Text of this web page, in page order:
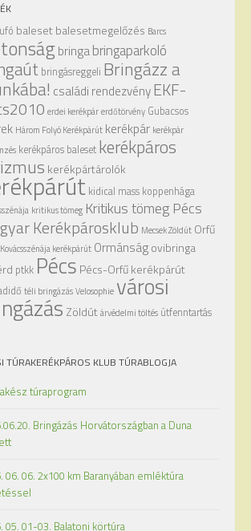
balesetbalesetmegelőzés Barcs
bringabringaparkoló
bringásreggeli Bringázz a
családi rendezvényEKF-
erdei kerékpárerdőtörvény Gubacsos
Három Folyó Kerékpárút kerékpár kerékpár
kerékpáros baleset kerékpáros
kerékpártárolók
kidical mass koppenhága
kritikus tömeg Kritikus tömeg Pécs
Kerékpárosklub Mecsek Zöldút Orfű
kerékpárút Ormánságovibringa
ptkk Pécs Pécs-Orfű kerékpárút
téli bringázásVelosophie városi
Zöldútárvédelmi töltés útfenntartás
TÚRAKERÉKPÁROS KLUB TÚRABLOGJA
túraprogram
Bringázás Horvátországban a Duna
06. 06. 2x100 km Baranyában emléktúra
05. 01-03. Balatoni körtúra